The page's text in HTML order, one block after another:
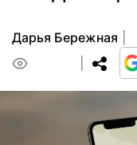
Дарья Бережная